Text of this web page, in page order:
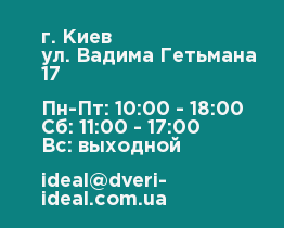
г. Киев
ул. Вадима Гетьмана
17
Пн-Пт: 10:00 - 18:00
Сб: 11:00 - 17:00
Вс: выходной
ideal@dveri-
ideal.com.ua